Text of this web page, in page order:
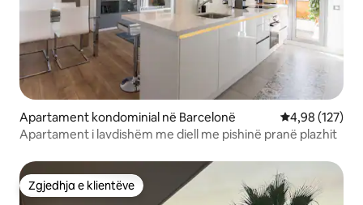
Apartament kondominial në Barcelonë Vlerësimi
4,98 (127)
Apartament i lavdishëm me diell me pishinë pranë plazhit
Zgjedhja e klientëve
Zgjedhja e klientëve